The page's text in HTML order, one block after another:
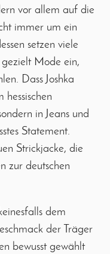
vor allem auf die
immer um ein
setzen viele
gezielt Mode ein,
Dass Joshka
hessischen
in Jeans und
Statement.
Strickjacke, die
zur deutschen
dem
der Träger
bewusst gewählt